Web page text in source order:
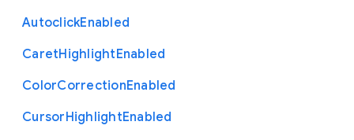
AutoclickEnabled
CaretHighlightEnabled
ColorCorrectionEnabled
CursorHighlightEnabled